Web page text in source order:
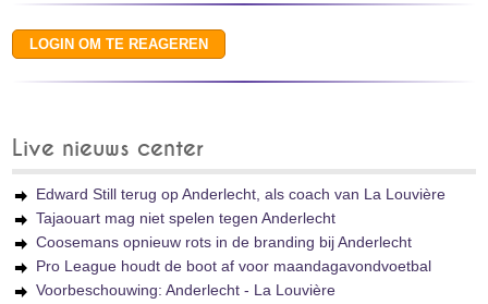
Live nieuws center
Edward Still terug op Anderlecht, als coach van La Louvière
Tajaouart mag niet spelen tegen Anderlecht
Coosemans opnieuw rots in de branding bij Anderlecht
Pro League houdt de boot af voor maandagavondvoetbal
Voorbeschouwing: Anderlecht - La Louvière